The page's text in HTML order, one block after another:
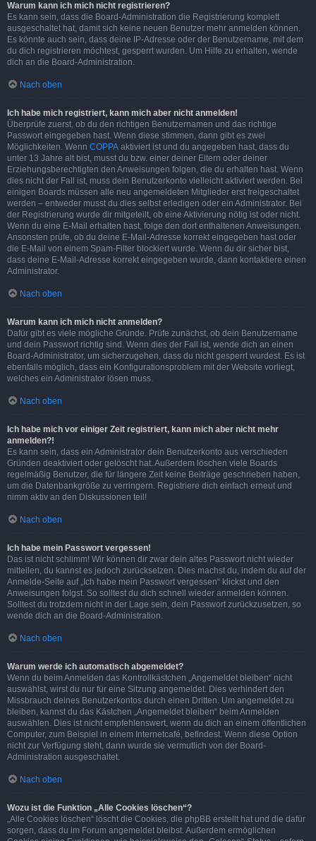
Warum kann ich mich nicht registrieren?
Es kann sein, dass die Board-Administration die Registrierung komplett
ausgeschaltet hat, damit sich keine neuen Benutzer mehr anmelden können.
Es könnte auch sein, dass deine IP-Adresse oder der Benutzername, mit dem
du dich registrieren möchtest, gesperrt wurden. Um Hilfe zu erhalten, wende
dich an die Board-Administration.
Nach oben
Ich habe mich registriert, kann mich aber nicht anmelden!
Überprüfe zuerst, ob du den richtigen Benutzernamen und das richtige
Passwort eingegeben hast. Wenn diese stimmen, dann gibt es zwei
Möglichkeiten. Wenn COPPA aktiviert ist und du angegeben hast, dass du
unter 13 Jahre alt bist, musst du bzw. einer deiner Eltern oder deiner
Erziehungsberechtigten den Anweisungen folgen, die du erhalten hast. Wenn
dies nicht der Fall ist, muss dein Benutzerkonto vielleicht aktiviert werden. Bei
einigen Boards müssen alle neu angemeldeten Mitglieder erst freigeschaltet
werden – entweder musst du dies selbst erledigen oder ein Administrator. Bei
der Registrierung wurde dir mitgeteilt, ob eine Aktivierung nötig ist oder nicht.
Wenn du eine E-Mail erhalten hast, folge den dort enthaltenen Anweisungen.
Ansonsten prüfe, ob du deine E-Mail-Adresse korrekt eingegeben hast oder
die E-Mail von einem Spam-Filter blockiert wurde. Wenn du dir sicher bist,
dass deine E-Mail-Adresse korrekt eingegeben wurde, dann kontaktiere einen
Administrator.
Nach oben
Warum kann ich mich nicht anmelden?
Dafür gibt es viele mögliche Gründe. Prüfe zunächst, ob dein Benutzername
und dein Passwort richtig sind. Wenn dies der Fall ist, wende dich an einen
Board-Administrator, um sicherzugehen, dass du nicht gesperrt wurdest. Es ist
ebenfalls möglich, dass ein Konfigurationsproblem mit der Website vorliegt,
welches ein Administrator lösen muss.
Nach oben
Ich habe mich vor einiger Zeit registriert, kann mich aber nicht mehr
anmelden?!
Es kann sein, dass ein Administrator dein Benutzerkonto aus verschieden
Gründen deaktiviert oder gelöscht hat. Außerdem löschen viele Boards
regelmäßig Benutzer, die für längere Zeit keine Beiträge geschrieben haben,
um die Datenbankgröße zu verringern. Registriere dich einfach erneut und
nimm aktiv an den Diskussionen teil!
Nach oben
Ich habe mein Passwort vergessen!
Das ist nicht schlimm! Wir können dir zwar dein altes Passwort nicht wieder
mitteilen, du kannst es jedoch zurücksetzen. Dies machst du, indem du auf der
Anmelde-Seite auf „Ich habe mein Passwort vergessen“ klickst und den
Anweisungen folgst. So solltest du dich schnell wieder anmelden können.
Solltest du trotzdem nicht in der Lage sein, dein Passwort zurückzusetzen, so
wende dich an die Board-Administration.
Nach oben
Warum werde ich automatisch abgemeldet?
Wenn du beim Anmelden das Kontrollkästchen „Angemeldet bleiben“ nicht
auswählst, wirst du nur für eine Sitzung angemeldet. Dies verhindert den
Missbrauch deines Benutzerkontos durch einen Dritten. Um angemeldet zu
bleiben, kannst du das Kästchen „Angemeldet bleiben“ beim Anmelden
auswählen. Dies ist nicht empfehlenswert, wenn du dich an einem öffentlichen
Computer, zum Beispiel in einem Internetcafé, befindest. Wenn diese Option
nicht zur Verfügung steht, dann wurde sie vermutlich von der Board-
Administration ausgeschaltet.
Nach oben
Wozu ist die Funktion „Alle Cookies löschen“?
„Alle Cookies löschen“ löscht die Cookies, die phpBB erstellt hat und die dafür
sorgen, dass du im Forum angemeldet bleibst. Außerdem ermöglichen